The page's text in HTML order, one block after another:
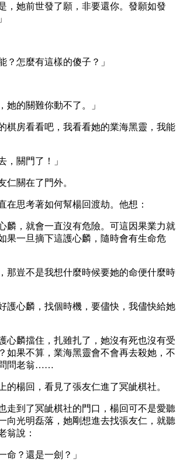
，她前世發了願，非要還你。發願如發
？怎麼有這樣的傻子？」
她的關難你動不了。」
棋房看看吧，我看看她的業海黑靈，我能
，關門了！」
仁關在了門外。
在思考著如何幫楊回渡劫。他想：
麟，就會一直沒有危險。可這因果業力就
果一旦摘下這護心麟，隨時會有生命危
那豈不是我想什麼時候要她的命便什麼時
護心麟，找個時機，要儘快，我儘快給她
心麟擋住，扎雖扎了，她沒有死也沒有受
如果不算，業海黑靈會不會再去殺她，不
問老翁……
的楊回，看見了張友仁進了冥皉棋社。
走到了冥皉棋社的門口，楊回可不是愛聽
向光明磊落，她剛想進去找張友仁，就聽
翁說：
命？還是一劍？」